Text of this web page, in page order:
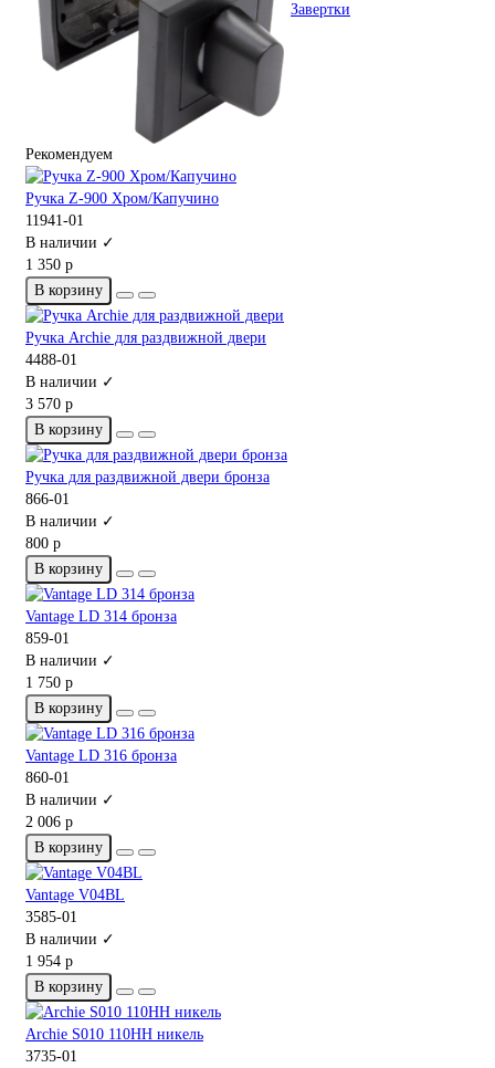
Завертки
Рекомендуем
Ручка Z-900 Хром/Капучино
11941-01
В наличии ✓
1 350 р
В корзину
Ручка Archie для раздвижной двери
4488-01
В наличии ✓
3 570 р
В корзину
Ручка для раздвижной двери бронза
866-01
В наличии ✓
800 р
В корзину
Vantage LD 314 бронза
859-01
В наличии ✓
1 750 р
В корзину
Vantage LD 316 бронза
860-01
В наличии ✓
2 006 р
В корзину
Vantage V04BL
3585-01
В наличии ✓
1 954 р
В корзину
Archie S010 110HH никель
3735-01